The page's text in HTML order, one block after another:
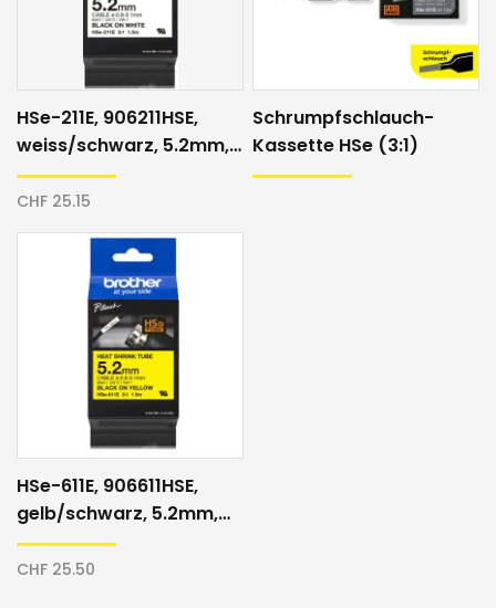
HSe-211E, 906211HSE,
weiss/schwarz, 5.2mm,
Schrumpfschlauch
CHF 25.15
Schrumpfschlauch-
Kassette HSe (3:1)
HSe-611E, 906611HSE,
gelb/schwarz, 5.2mm,
Schrumpfschlauch
CHF 25.50